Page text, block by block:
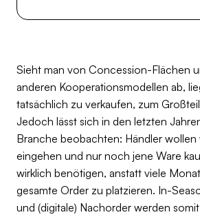
Sieht man von Concession-Flächen
anderen Kooperationsmodellen ab,
tatsächlich zu verkaufen, zum
Jedoch lässt sich in den letzten
Branche beobachten: Händler wollen
eingehen und nur noch jene Ware
wirklich benötigen, anstatt viele
gesamte Order zu platzieren. In-
und (digitale) Nachorder werden